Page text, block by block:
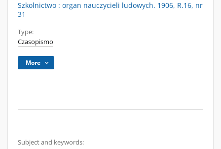
Szkolnictwo : organ nauczycieli ludowych. 1906, R.16, nr
31
Type:
Czasopismo
More
Subject and keywords: